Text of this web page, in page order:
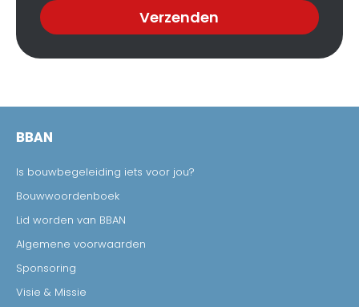
Verzenden
BBAN
Is bouwbegeleiding iets voor jou?
Bouwwoordenboek
Lid worden van BBAN
Algemene voorwaarden
Sponsoring
Visie & Missie